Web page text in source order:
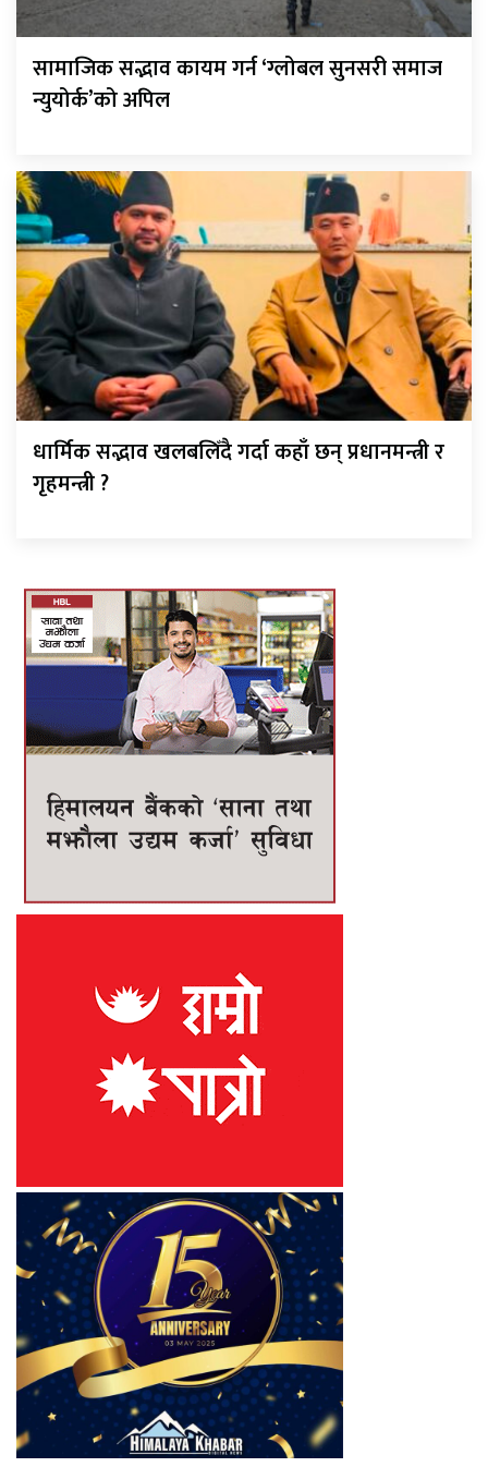
सामाजिक सद्भाव कायम गर्न ‘ग्लोबल सुनसरी समाज
न्युयोर्क’को अपिल
धार्मिक सद्भाव खलबलिँदै गर्दा कहाँ छन् प्रधानमन्त्री र
गृहमन्त्री ?